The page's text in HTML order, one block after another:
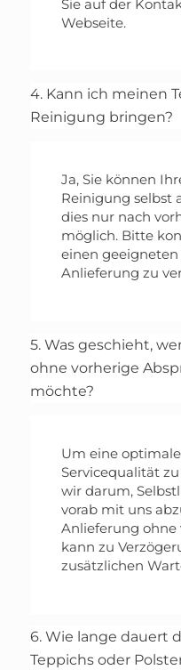
Sie auf der
Webseite.
4. Kann ich meinen
Reinigung bringen?
Ja, Sie können
Reinigung selbst
dies nur nach
möglich. Bitte
einen
Anlieferung zu
5. Was geschieht,
ohne vorherige
möchte?
Um eine
Servicequalität
wir darum,
vorab mit uns
Anlieferung ohne
kann zu
zusätzlichen
6. Wie lange dauert
Teppichs oder